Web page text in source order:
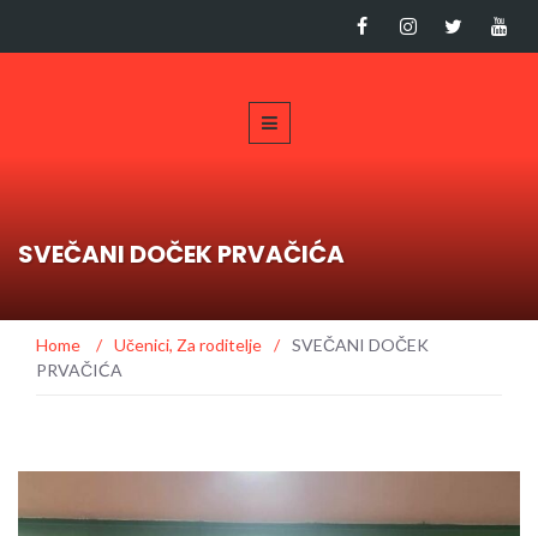
SVEČANI DOČEK PRVAČIĆA
Home / Učenici, Za roditelje / SVEČANI DOČEK
PRVAČIĆA